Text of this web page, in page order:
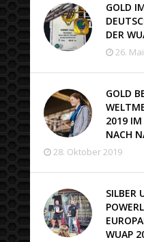
GOLD
DER
26.
GOLD
2019 IM
NACH
28. Oktober 2019
SILBER
WUAP